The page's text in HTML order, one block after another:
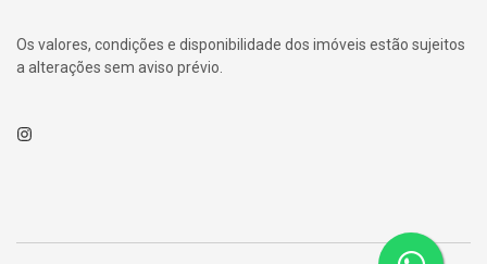
Os valores, condições e disponibilidade dos imóveis estão sujeitos
a alterações sem aviso prévio.
Instagram